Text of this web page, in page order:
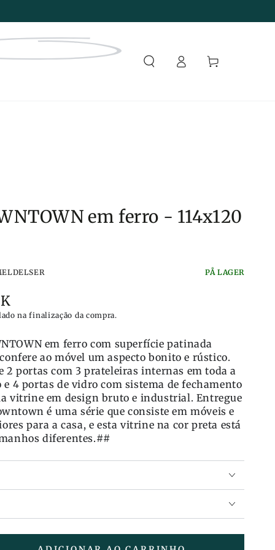
login
Carrinho
em ferro - 114x120
PÅ LAGER
na finalização da compra.
em ferro com superfície patinada
ao móvel um aspecto bonito e rústico.
2 portas com 3 prateleiras internas em toda a
4 portas de vidro com sistema de fechamento
vitrine em design bruto e industrial. Entregue
é uma série que consiste em móveis e
para a casa, e esta vitrine na cor preta está
diferentes.##